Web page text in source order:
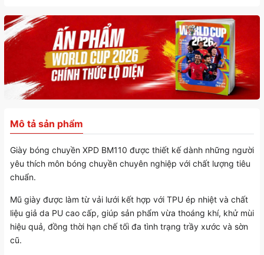
Mô tả sản phẩm
Giày bóng chuyền XPD BM110 được thiết kế dành những người
yêu thích môn bóng chuyền chuyên nghiệp với chất lượng tiêu
chuẩn.
Mũ giày được làm từ vải lưới kết hợp với TPU ép nhiệt và chất
liệu giả da PU cao cấp, giúp sản phẩm vừa thoáng khí, khử mùi
hiệu quả, đồng thời hạn chế tối đa tình trạng trầy xước và sờn
cũ.